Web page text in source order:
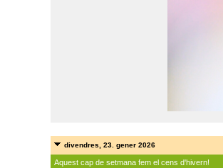
divendres, 23. gener 2026
Aquest cap de setmana fem el cens d'hivern!